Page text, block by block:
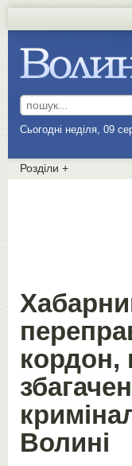
Сьогодні неділя, 09
Розділи +
кордон,
Волині